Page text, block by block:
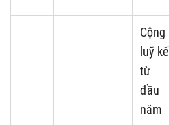
Cộng
luỹ kế
từ
đầu
năm